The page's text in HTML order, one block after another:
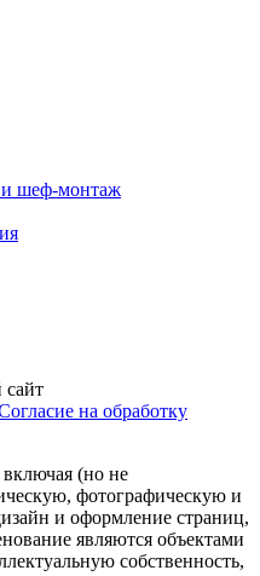
и шеф-монтаж
на обработку
(но не
фотографическую и
и оформление страниц,
являются объектами
собственность,